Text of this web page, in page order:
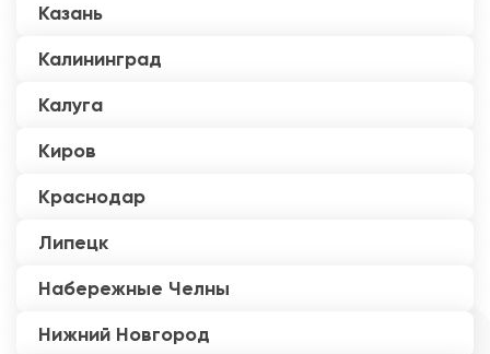
Казань
Калининград
Калуга
Киров
Краснодар
Липецк
Набережные Челны
Нижний Новгород